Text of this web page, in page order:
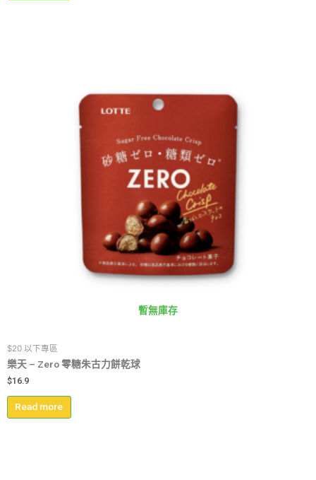
暫無庫存
$20 以下專區
樂天 – Zero 零糖朱古力餅乾球
$16.9
Read more